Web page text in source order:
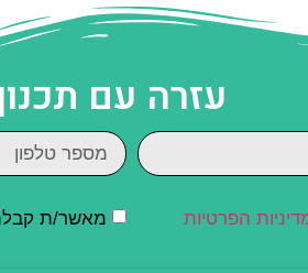
עזרה עם
הפרטיות מאשר/ת קבלת